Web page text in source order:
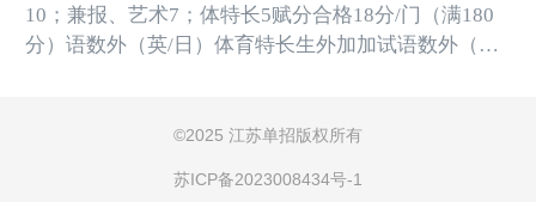
测低于60分不予录取艺:以省统考成绩折算百分比，低
于56分不予录取;职测试低于60分不予录取。体特长:加
10；兼报、艺术7；体特长5赋分合格18分/门（满180
分）语数外（英/日）体育特长生外加加试语数外（满
2月19日 08:04 江苏扬州市职业大学提前招生指南
你来！扬州市职业大学坐落于国家首批历史文化名城
©2025 江苏单招版权所有
苏ICP备2023008434号-1